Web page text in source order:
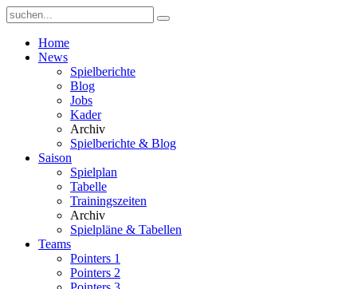
Home
News
Spielberichte
Blog
Jobs
Kader
Archiv
Spielberichte & Blog
Saison
Spielplan
Tabelle
Trainingszeiten
Archiv
Spielpläne & Tabellen
Teams
Pointers 1
Pointers 2